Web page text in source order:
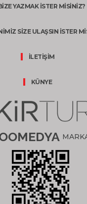
YAZMAK İSTER MİSİNİZ?
SİZE ULAŞSIN İSTER
İLETİŞİM
KÜNYE